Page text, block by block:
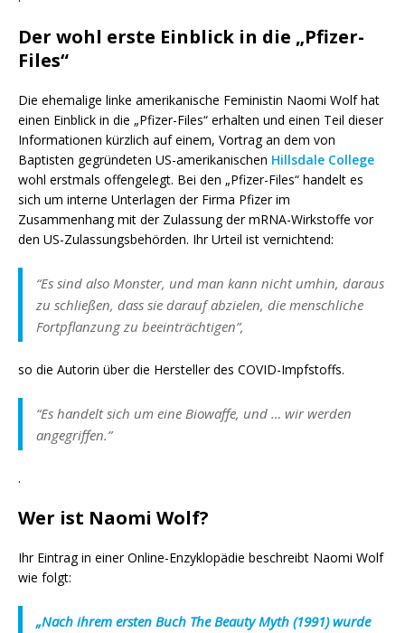
Der wohl erste Einblick in die „Pfizer-
Files“
Die ehemalige linke amerikanische Feministin Naomi Wolf hat
einen Einblick in die „Pfizer-Files“ erhalten und einen Teil dieser
Informationen kürzlich auf einem, Vortrag an dem von
Baptisten gegründeten US-amerikanischen Hillsdale College
wohl erstmals offengelegt. Bei den „Pfizer-Files“ handelt es
sich um interne Unterlagen der Firma Pfizer im
Zusammenhang mit der Zulassung der mRNA-Wirkstoffe vor
den US-Zulassungsbehörden. Ihr Urteil ist vernichtend:
“Es sind also Monster, und man kann nicht umhin, daraus
zu schließen, dass sie darauf abzielen, die menschliche
Fortpflanzung zu beeinträchtigen”,
so die Autorin über die Hersteller des COVID-Impfstoffs.
“Es handelt sich um eine Biowaffe, und … wir werden
angegriffen.”
.
Wer ist Naomi Wolf?
Ihr Eintrag in einer Online-Enzyklopädie beschreibt Naomi Wolf
wie folgt:
„Nach ihrem ersten Buch The Beauty Myth (1991) wurde